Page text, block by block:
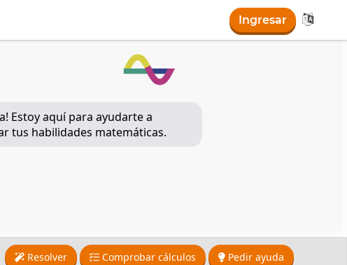
Ingresar 
Estoy aquí para ayudarte a
tus habilidades matemáticas.
Resolver Comprobar cálculos Pedir ayuda